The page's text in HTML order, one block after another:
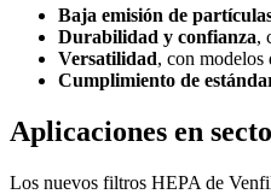
Baja emisión de
Durabilidad y confianza,
Versatilidad, con modelos
Cumplimiento de
Aplicaciones en
Los nuevos filtros HEPA de